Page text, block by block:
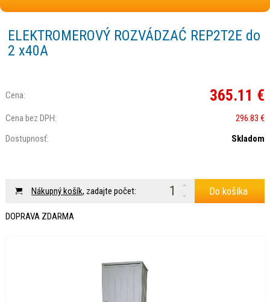
ELEKTROMEROVÝ ROZVÁDZAĆ REP2T2E do
2 x40A
Cena: 365.11 €
Cena bez DPH:
296.83 €
Dostupnosť:
Skladom
Nákupný košík, zadajte počet: Do košíka
DOPRAVA ZDARMA